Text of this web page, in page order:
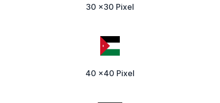
30 x30 Pixel
40 x40 Pixel